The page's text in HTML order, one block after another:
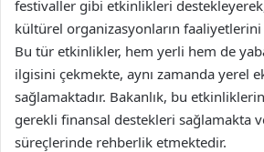
festivaller gibi etkinlikleri destekleyerek,
kültürel organizasyonların
Bu tür etkinlikler, hem yerli hem de
ilgisini çekmekte, aynı zamanda yerel
sağlamaktadır. Bakanlık, bu
gerekli finansal destekleri sağlamakta
süreçlerinde rehberlik etmektedir.